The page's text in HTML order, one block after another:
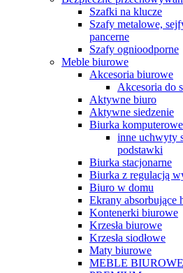
Szafki na klucze
Szafy metalowe,
pancerne
Szafy ognioodporne
Meble biurowe
Akcesoria biurowe
Akcesoria do
Aktywne biuro
Aktywne siedzenie
Biurka komputerowe
inne uchwyty
podstawki
Biurka stacjonarne
Biurka z regulacją
Biuro w domu
Ekrany absorbujące
Kontenerki biurowe
Krzesła biurowe
Krzesła siodłowe
Maty biurowe
MEBLE BIUROWE